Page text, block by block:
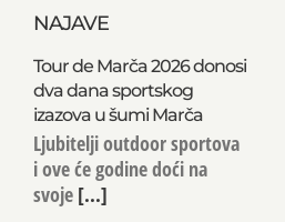
NAJAVE
Tour de Marča 2026 donosi
dva dana sportskog
izazova u šumi Marča
Ljubitelji outdoor sportova
i ove će godine doći na
svoje[...]